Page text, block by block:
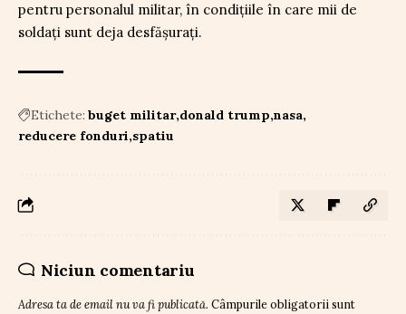
pentru personalul militar, în condițiile în care mii de
soldați sunt deja desfășurați.
Etichete: buget militar donald trump nasa
reducere fonduri spatiu
Niciun comentariu
Adresa ta de email nu va fi publicată. Câmpurile obligatorii sunt